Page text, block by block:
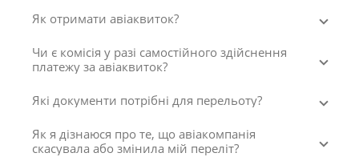
Як отримати авіаквиток?
Чи є комісія у разі самостійного здійснення
платежу за авіаквиток?
Які документи потрібні для перельоту?
Як я дізнаюся про те, що авіакомпанія
скасувала або змінила мій переліт?